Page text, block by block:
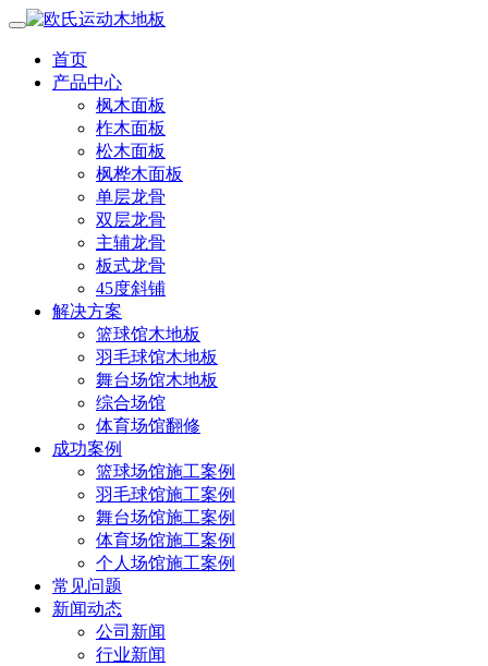
首页
产品中心
枫木面板
柞木面板
松木面板
枫桦木面板
单层龙骨
双层龙骨
主辅龙骨
板式龙骨
45度斜铺
解决方案
篮球馆木地板
羽毛球馆木地板
舞台场馆木地板
综合场馆
体育场馆翻修
成功案例
篮球场馆施工案例
羽毛球馆施工案例
舞台场馆施工案例
体育场馆施工案例
个人场馆施工案例
常见问题
新闻动态
公司新闻
行业新闻